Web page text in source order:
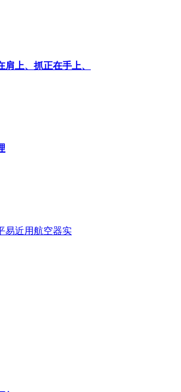
上、抓正在手上、
易近用航空器实